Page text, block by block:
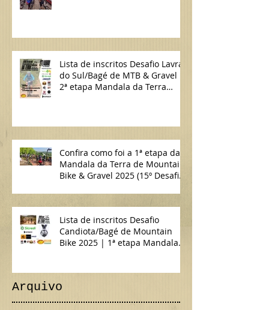
Lista de inscritos Desafio Lavras
do Sul/Bagé de MTB & Gravel |
2ª etapa Mandala da Terra
Confira como foi a 1ª etapa da
Mandala da Terra de Mountain
Bike & Gravel 2025 (15º Desafio
Lista de inscritos Desafio
Candiota/Bagé de Mountain
Bike 2025 | 1ª etapa Mandala
Arquivo